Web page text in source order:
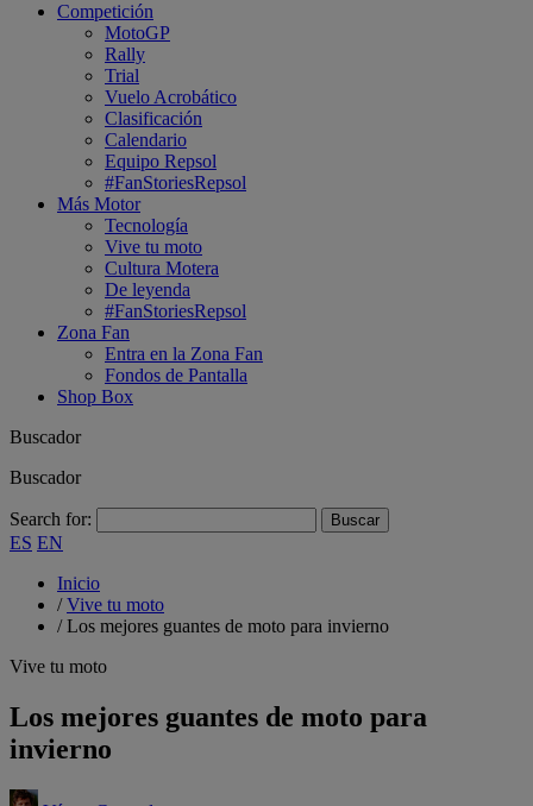
Competición
MotoGP
Rally
Trial
Vuelo Acrobático
Clasificación
Calendario
Equipo Repsol
#FanStoriesRepsol
Más Motor
Tecnología
Vive tu moto
Cultura Motera
De leyenda
#FanStoriesRepsol
Zona Fan
Entra en la Zona Fan
Fondos de Pantalla
Shop Box
Buscador
Buscador
Search for:
ES EN
Inicio
/Vive tu moto
/Los mejores guantes de moto para invierno
Vive tu moto
Los mejores guantes de moto para
invierno